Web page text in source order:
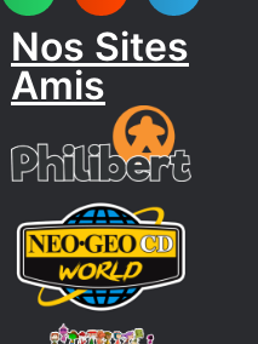
Nos Sites
Amis